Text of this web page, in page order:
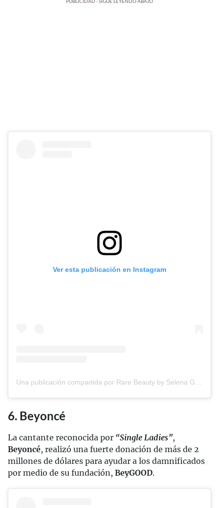
PUBLICIDAD - SIGUE LEYENDO ABAJO
Ver esta publicación en Instagram
6. Beyoncé
La cantante reconocida por “Single Ladies”,
Beyoncé, realizó una fuerte donación de más de 2
millones de dólares para ayudar a los damnificados
por medio de su fundación, BeyGOOD.